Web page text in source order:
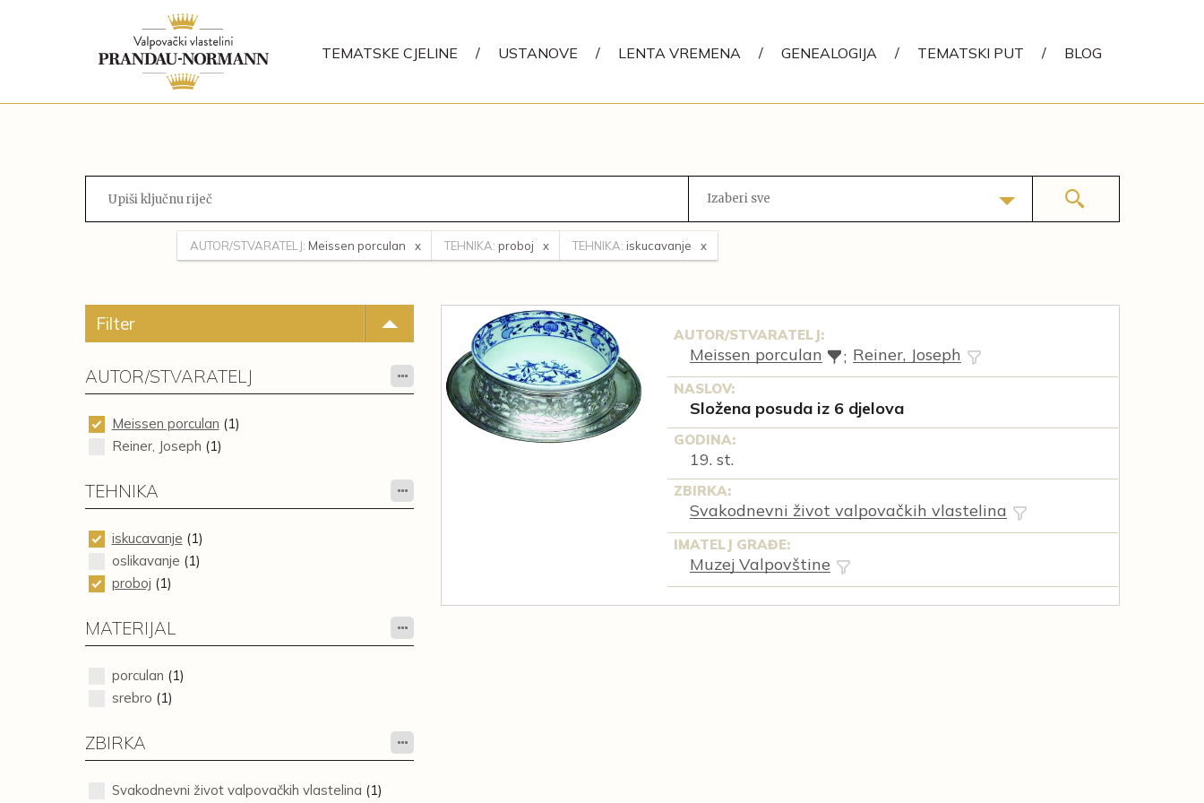
TEMATSKE CJELINE / USTANOVE / LENTA VREMENA / GENEALOGIJA / TEMATSKI PUT / BLOG
Izaberi sve
AUTOR/STVARATELJ: Meissen porculan TEHNIKA: proboj TEHNIKA: iskucavanje
Filter
AUTOR/STVARATELJ
Meissen porculan (1)
Reiner, Joseph (1)
TEHNIKA
iskucavanje (1)
oslikavanje (1)
proboj (1)
MATERIJAL
porculan (1)
srebro (1)
ZBIRKA
Svakodnevni život valpovačkih vlastelina (1)
AUTOR/STVARATELJ:
Meissen porculan ; Reiner, Joseph
NASLOV:
Složena posuda iz 6 djelova
GODINA:
19. st.
ZBIRKA:
Svakodnevni život valpovačkih vlastelina
IMATELJ GRAĐE:
Muzej Valpovštine